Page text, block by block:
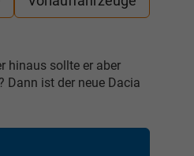
hinaus sollte er aber
Dann ist der neue Dacia